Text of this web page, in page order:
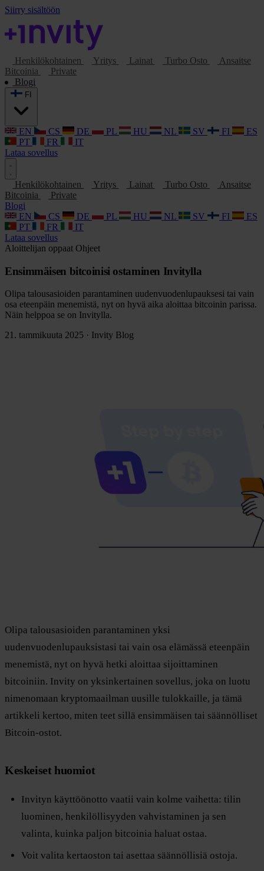
Siirry sisältöön
Henkilökohtainen Yritys Lainat Turbo Osto
Ansaitse
Bitcoinia
Private
Blogi
EN CS DE PL HU NL SV FI
ES
PT
FR
IT
Lataa sovellus
Henkilökohtainen Yritys Lainat Turbo Osto
Ansaitse
Bitcoinia
Private
Blogi
EN
CS DE PL HU NL SV FI
ES
PT
FR
IT
Lataa sovellus
Aloittelijan oppaat Ohjeet
Ensimmäisen bitcoinisi ostaminen Invitylla
Olipa talousasioiden parantaminen uudenvuodenlupauksesi tai vain
osa eteenpäin menemistä, nyt on hyvä aika aloittaa bitcoinin parissa.
Näin helppoa se on Invitylla.
21. tammikuuta 2025 · Invity Blog
Olipa talousasioiden parantaminen yksi
uudenvuodenlupauksistasi tai vain osa elämässä eteenpäin
menemistä, nyt on hyvä hetki aloittaa sijoittaminen
bitcoiniin. Invity on yksinkertainen sovellus, joka on luotu
nimenomaan kryptomaailman uusille tulokkaille, ja tämä
artikkeli kertoo, miten teet sillä ensimmäisen tai säännölliset
Bitcoin-ostot.
Keskeiset huomiot
Invityn käyttöönotto vaatii vain kolme vaihetta: tilin
luominen, henkilöllisyyden vahvistaminen ja sen
valinta, kuinka paljon bitcoinia haluat ostaa.
Voit valita kertaoston tai asettaa säännöllisiä ostoja.